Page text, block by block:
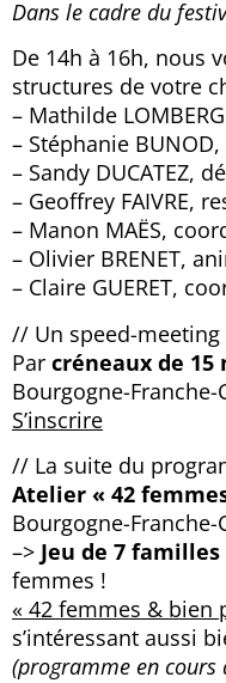
Dans le cadre du
De 14h à 16h, nous
structures de votre
– Mathilde
– Stéphanie
– Sandy DUCATEZ,
– Geoffrey FAIVRE,
– Manon MAËS,
– Olivier BRENET,
– Claire GUERET,
// Un speed-meeting
Par créneaux de 15
Bourgogne-Franche-
S’inscrire
// La suite du
Atelier « 42
Bourgogne-Franche-
–> Jeu de 7 familles
femmes !
« 42 femmes & bien
s’intéressant aussi
(programme en